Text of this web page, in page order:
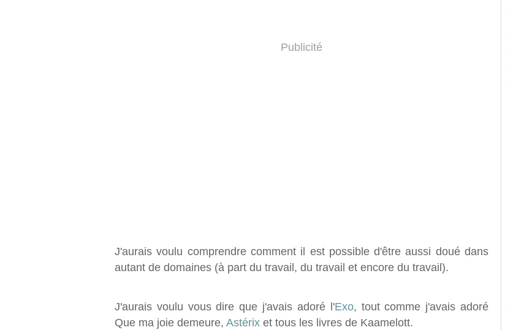
Publicité
J'aurais voulu comprendre comment il est possible d'être aussi doué dans
autant de domaines (à part du travail, du travail et encore du travail).
J'aurais voulu vous dire que j'avais adoré l'Exo, tout comme j'avais adoré
Que ma joie demeure, Astérix et tous les livres de Kaamelott.